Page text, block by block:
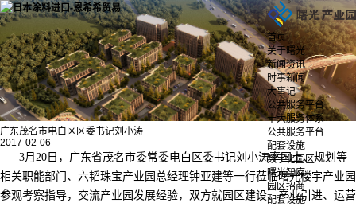
首页
关于曙光
新闻资讯
时事新闻
大事记
公共服务平台
十大服务体系
公共服务平台
配套设施
数字化园区
曙光智库
园区招商
配套设施
广东茂名市电白区区委书记刘小涛
2017-02-06
3月20日，广东省茂名市委常委电白区委书记刘小涛率国土、规划等
相关职能部门、六韬珠宝产业园总经理钟亚建等一行莅临曙光楼宇产业园
参观考察指导，交流产业园发展经验，双方就园区建设、产业引进、运营